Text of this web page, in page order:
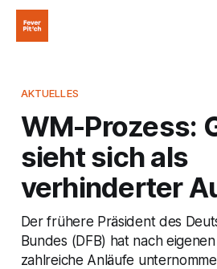
AKTUELLES
WM-Prozess:
sieht sich als
verhinderter
Der frühere Präsident des
Bundes (DFB) hat nach
zahlreiche Anläufe